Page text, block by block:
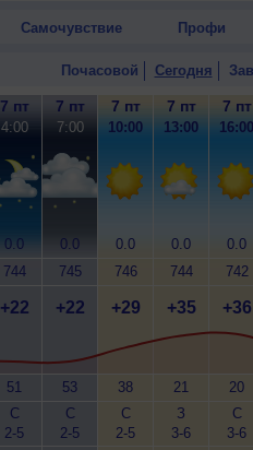
Самочувствие Профи
Почасовой Сегодня
7 пт
4:00
0.0
744
+22
51
С
2-5
7 пт
7:00
0.0
745
+22
53
С
2-5
7 пт
10:00
0.0
746
+29
38
С
2-5
7 пт
13:00
0.0
744
+35
21
З
3-6
7 пт
16:00
0.0
742
+36
20
С
3-6